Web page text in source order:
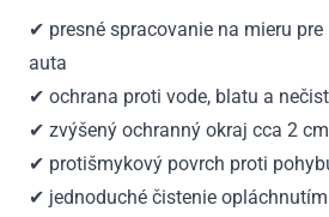
✔ presné spracovanie na mieru
auta
✔ ochrana proti vode, blatu a
✔ zvýšený ochranný okraj cca 2 cm
✔ protišmykový povrch proti
✔ jednoduché čistenie